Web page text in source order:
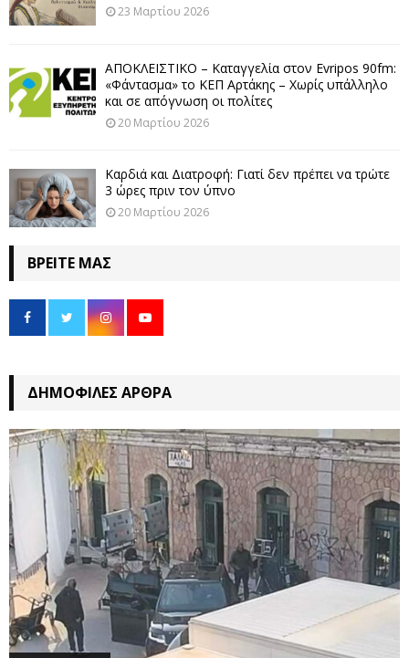
23 Μαρτίου 2026
ΑΠΟΚΛΕΙΣΤΙΚΟ – Καταγγελία στον Evripos 90fm:
«Φάντασμα» το ΚΕΠ Αρτάκης – Χωρίς υπάλληλο
και σε απόγνωση οι πολίτες
20 Μαρτίου 2026
Καρδιά και Διατροφή: Γιατί δεν πρέπει να τρώτε
3 ώρες πριν τον ύπνο
20 Μαρτίου 2026
ΒΡΕΊΤΕ ΜΑΣ
ΔΗΜΟΦΙΛΈΣ ΆΡΘΡΑ